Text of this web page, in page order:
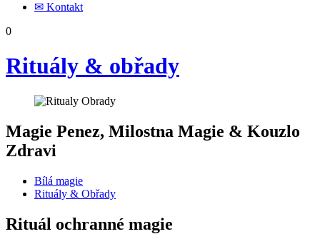
✉ Kontakt
0
Rituály & obřady
Magie Penez, Milostna Magie & Kouzlo
Zdravi
Bílá magie
Rituály & Obřady
Rituál ochranné magie